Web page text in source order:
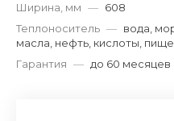
Ширина, мм — 608
Теплоноситель — вода,
масла, нефть, кислоты,
Гарантия — до 60 месяцев